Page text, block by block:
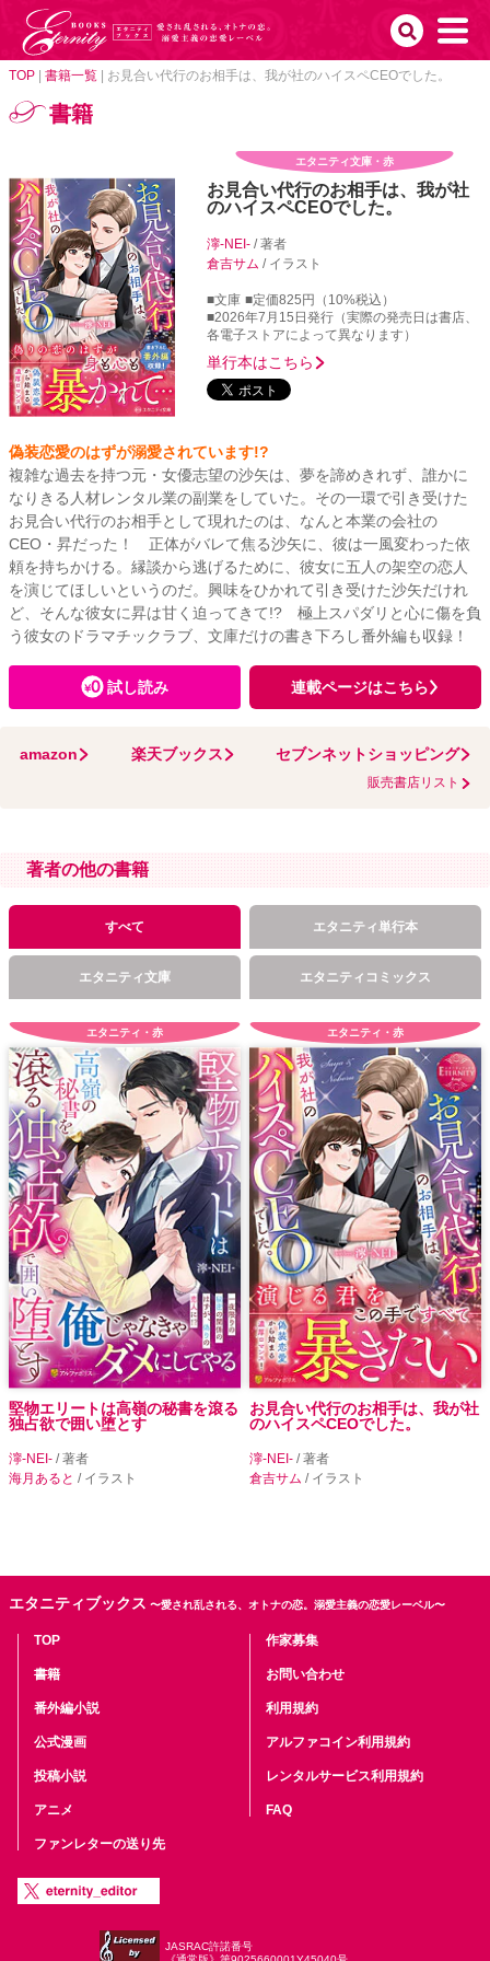
TOP 書籍一覧 お見合い代行のお相手は、我が社のハイスペCEOでした。
書籍
エタニティ文庫・赤
お見合い代行のお相手は、我が社
のハイスペCEOでした。
濘-NEI-/ 著者
倉吉サム / イラスト
■文庫 ■定価825円（10%税込）
■2026年7月15日発行（実際の発売日は書店、
各電子ストアによって異なります）
単行本はこちら
偽装恋愛のはずが溺愛されています!?
複雑な過去を持つ元・女優志望の沙矢は、夢を諦めきれず、誰かに
なりきる人材レンタル業の副業をしていた。その一環で引き受けた
お見合い代行のお相手として現れたのは、なんと本業の会社の
CEO・昇だった！ 正体がバレて焦る沙矢に、彼は一風変わった依
頼を持ちかける。縁談から逃げるために、彼女に五人の架空の恋人
を演じてほしいというのだ。興味をひかれて引き受けた沙矢だけれ
ど、そんな彼女に昇は甘く迫ってきて!? 極上スパダリと心に傷を負
う彼女のドラマチックラブ、文庫だけの書き下ろし番外編も収録！
試し読み 連載ページはこちら
amazon 楽天ブックス セブンネットショッピング
販売書店リスト
著者の他の書籍
すべて エタニティ単行本
エタニティ文庫 エタニティコミックス
エタニティ・赤
堅物エリートは高嶺の秘書を滾る
独占欲で囲い堕とす
濘-NEI- / 著者
海月あると / イラスト
エタニティ・赤
お見合い代行のお相手は、我が社
のハイスペCEOでした。
濘-NEI- / 著者
倉吉サム / イラスト
エタニティブックス 〜愛され乱される、オトナの恋。溺愛主義の恋愛レーベル〜
TOP
書籍
番外編小説
公式漫画
投稿小説
アニメ
ファンレターの送り先
作家募集
お問い合わせ
利用規約
アルファコイン利用規約
レンタルサービス利用規約
FAQ
JASRAC許諾番号